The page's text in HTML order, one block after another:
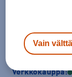
Tarkista
Verkkokauppa:
Vain